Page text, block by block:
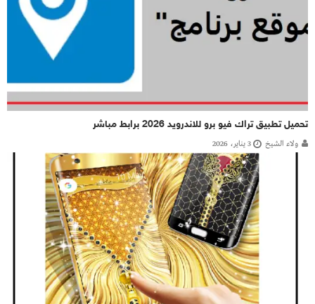
تحميل تطبيق تراك فيو برو للاندرويد 2026 برابط مباشر
ولاء الشيخ 3 يناير، 2026